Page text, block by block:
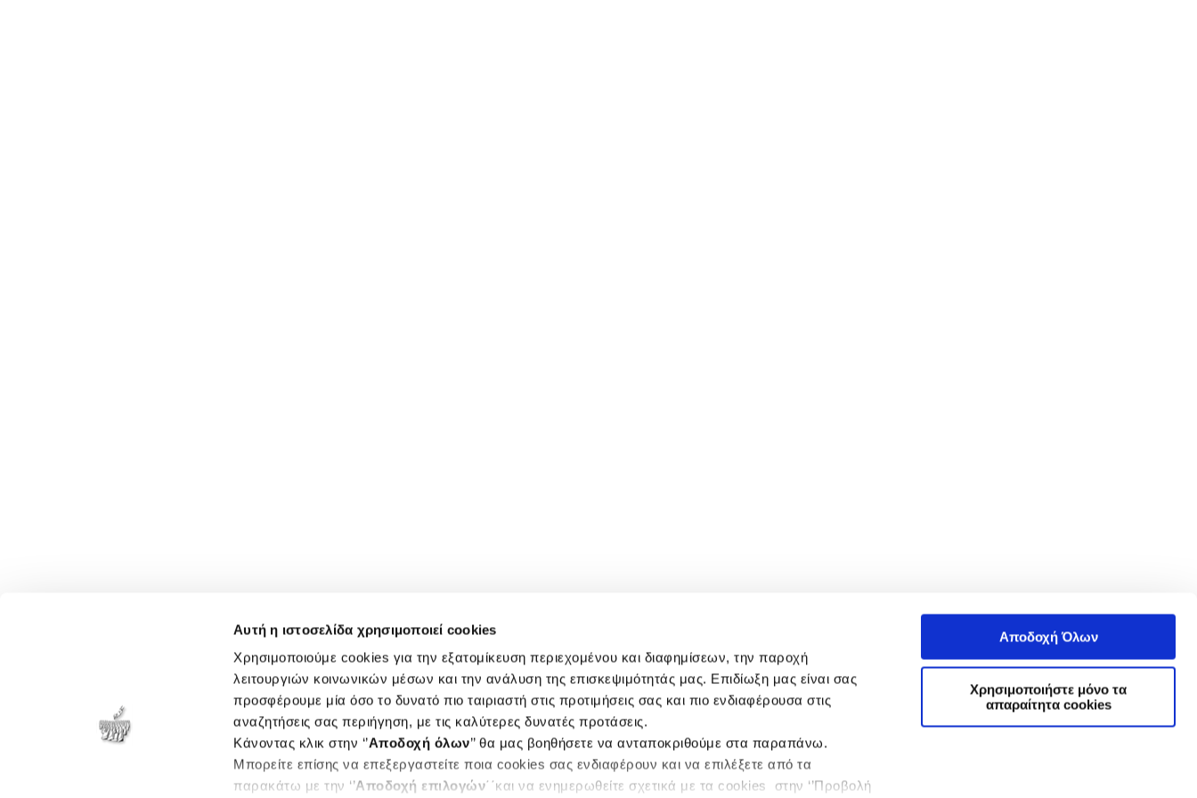
Αυτή η ιστοσελίδα χρησιμοποιεί cookies
Χρησιμοποιούμε cookies για την εξατομίκευση περιεχομένου και διαφημίσεων, την παροχή
λειτουργιών κοινωνικών μέσων και την ανάλυση της επισκεψιμότητάς μας. Επιδίωξη μας είναι σας
προσφέρουμε μία όσο το δυνατό πιο ταιριαστή στις προτιμήσεις σας και πιο ενδιαφέρουσα στις
αναζητήσεις σας περιήγηση, με τις καλύτερες δυνατές προτάσεις.
Κάνοντας κλικ στην ‘’Αποδοχή όλων’’ θα μας βοηθήσετε να ανταποκριθούμε στα παραπάνω.
Μπορείτε επίσης να επεξεργαστείτε ποια cookies σας ενδιαφέρουν και να επιλέξετε από τα
παρακάτω με την ‘’Αποδοχή επιλογών΄΄και να ενημερωθείτε σχετικά με τα cookies στην ‘’Προβολή
Αποδοχή Όλων
Χρησιμοποιήστε μόνο τα
απαραίτητα cookies